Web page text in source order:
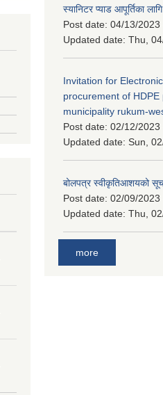
स्यानिटर प्याड आपूर्तिका
Post date: 04/13/2023
Updated date: Thu,
Invitation for
procurement of
municipality rukum-
Post date: 02/12/2023
Updated date: Sun,
बोलपत्र स्वीकृतिआशयको
Post date: 02/09/2023
Updated date: Thu,
more